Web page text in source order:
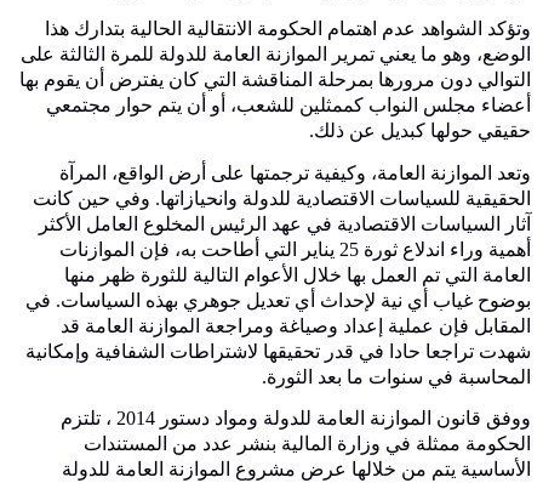
وتؤكد الشواهد عدم اهتمام الحكومة الانتقالية الحالية بتدارك هذا
الوضع، وهو ما يعني تمرير الموازنة العامة للدولة للمرة الثالثة على
التوالي دون مرورها بمرحلة المناقشة التي كان يفترض أن يقوم بها
أعضاء مجلس النواب كممثلين للشعب، أو أن يتم حوار مجتمعي
حقيقي حولها كبديل عن ذلك.
وتعد الموازنة العامة، وكيفية ترجمتها على أرض الواقع، المرآة
الحقيقية للسياسات الاقتصادية للدولة وانحيازاتها. وفي حين كانت
آثار السياسات الاقتصادية في عهد الرئيس المخلوع العامل اﻷكثر
أهمية وراء اندلاع ثورة 25 يناير التي أطاحت به، فإن الموازنات
العامة التي تم العمل بها خلال اﻷعوام التالية للثورة ظهر منها
بوضوح غياب أي نية لإحداث أي تعديل جوهري بهذه السياسات. في
المقابل فإن عملية إعداد وصياغة ومراجعة الموازنة العامة قد
شهدت تراجعا حادا في قدر تحقيقها لاشتراطات الشفافية وإمكانية
المحاسبة في سنوات ما بعد الثورة.
ووفق قانون الموازنة العامة للدولة ومواد دستور 2014 ، تلتزم
الحكومة ممثلة في وزارة المالية بنشر عدد من المستندات
الأساسية يتم من خلالها عرض مشروع الموازنة العامة للدولة